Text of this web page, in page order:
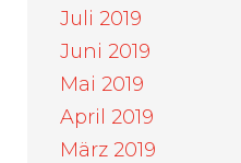
Juli 2019
Juni 2019
Mai 2019
April 2019
März 2019